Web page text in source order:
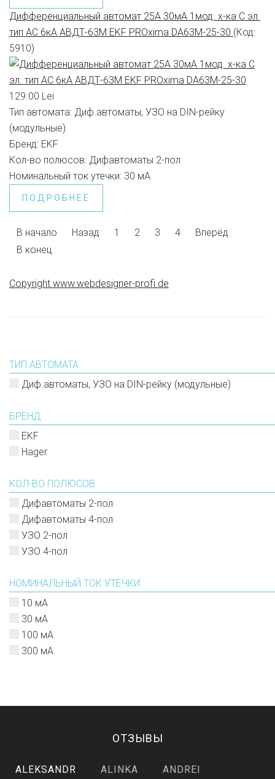
Дифференциальный автомат 25А 30мА 1мод. х-ка С эл.
тип AС 6кА АВДТ-63М EKF PROxima DA63M-25-30 (Код:
5910)
129.00 Lei
Тип автомата: Диф.автоматы, УЗО на DIN-рейку
(модульные)
Бренд: EKF
Кол-во полюсов: Дифавтоматы 2-пол
Номинальный ток утечки: 30 мА
ПОДРОБНЕЕ
В начало Назад 1 2 3 4
Вперёд
В конец
Copyright www.webdesigner-profi.de
ТИП АВТОМАТА
Диф.автоматы, УЗО на DIN-рейку (модульные)
БРЕНД
EKF
Hager
КОЛ-ВО ПОЛЮСОВ
Дифавтоматы 2-пол
Дифавтоматы 4-пол
УЗО 2-пол
УЗО 4-пол
НОМИНАЛЬНЫЙ ТОК УТЕЧКИ
10 мА
30 мА
100 мА
300 мА
ОТЗЫВЫ
ALEKSANDR ALINKA ANDREI